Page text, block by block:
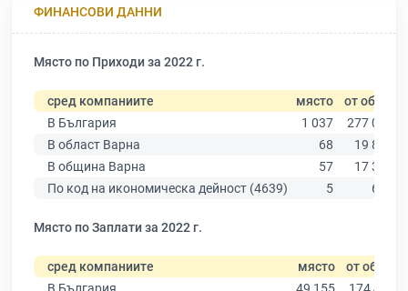
ФИНАНСОВИ ДАННИ
Място по Приходи за 2022 г.
сред компаниите място от общо
В България
1 037
277 019
В област Варна
68
19 882
В община Варна
57
17 349
По код на икономическа дейност (4639)
5 639
Място по Заплати за 2022 г.
сред компаниите място от общо